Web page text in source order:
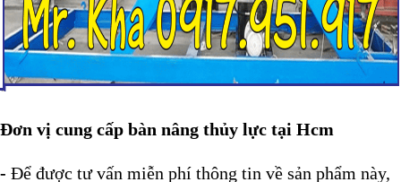
Đơn vị cung cấp bàn nâng thủy lực tại Hcm
- Để được tư vấn miễn phí thông tin về sản phẩm này,